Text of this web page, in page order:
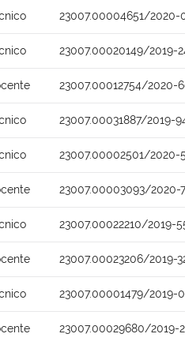
23007.00004651/2020-
23007.00020149/2019-
23007.00012754/2020-
23007.00031887/2019-
23007.00002501/2020-
23007.00003093/2020-
23007.00022210/2019-
23007.00023206/2019-
23007.00001479/2019-
23007.00029680/2019-